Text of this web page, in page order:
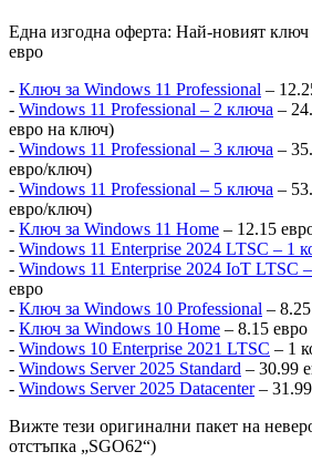
Една изгодна оферта: Най-новият ключ
евро
- Ключ за Windows 11 Professional –
- Windows 11 Professional – 2 ключа –
евро на ключ)
- Windows 11 Professional – 3 ключа –
евро/ключ)
- Windows 11 Professional – 5 ключа –
евро/ключ)
- Ключ за Windows 11 Home – 12.15
- Windows 11 Enterprise 2024 LTSC – 1
- Windows 11 Enterprise 2024 IoT LTSC
евро
- Ключ за Windows 10 Professional –
- Ключ за Windows 10 Home – 8.15 евро
- Windows 10 Enterprise 2021 LTSC – 1
- Windows Server 2025 Standard – 30.99
- Windows Server 2025 Datacenter–
Вижте тези оригинални пакет на
отстъпка „SGO62“)